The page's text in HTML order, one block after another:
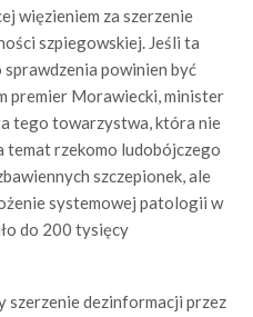
więzieniem za szerzenie
szpiegowskiej. Jeśli ta
powinien być
premier Morawiecki, minister
tego towarzystwa, która nie
temat rzekomo ludobójczego
szczepionek, ale
systemowej patologii w
do 200 tysięcy
szerzenie dezinformacji przez